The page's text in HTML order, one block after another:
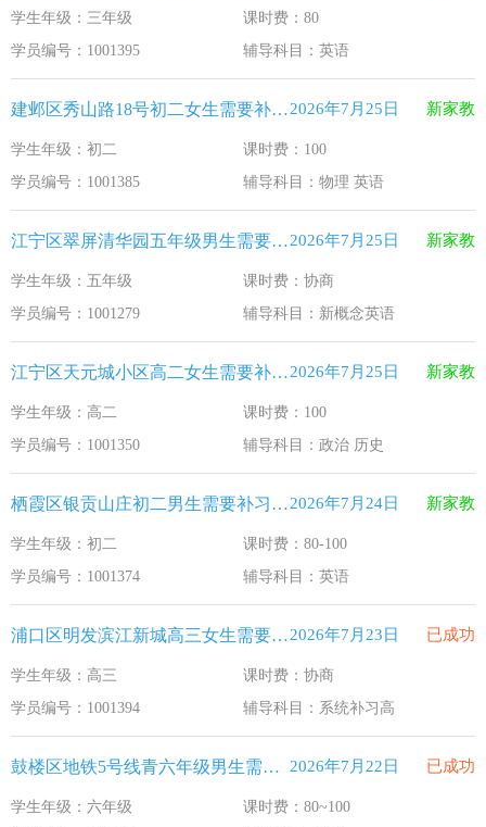
学生年级：三年级
课时费：80
学员编号：1001395
辅导科目：英语
建邺区秀山路18号初二女生需要补习物理 英语2026年7月25日 新家教
学生年级：初二
课时费：100
学员编号：1001385
辅导科目：物理 英语
江宁区翠屏清华园五年级男生需要补习新概念英语2026年7月25日 新家教
学生年级：五年级
课时费：协商
学员编号：1001279
辅导科目：新概念英语
江宁区天元城小区高二女生需要补习政治 历史2026年7月25日 新家教
学生年级：高二
课时费：100
学员编号：1001350
辅导科目：政治 历史
栖霞区银贡山庄初二男生需要补习英语2026年7月24日 新家教
学生年级：初二
课时费：80-100
学员编号：1001374
辅导科目：英语
浦口区明发滨江新城高三女生需要补习系统补习高2026年7月23日 已成功
学生年级：高三
课时费：协商
学员编号：1001394
辅导科目：系统补习高
鼓楼区地铁5号线青六年级男生需要补习数学 2026年7月22日 已成功
学生年级：六年级
课时费：80~100